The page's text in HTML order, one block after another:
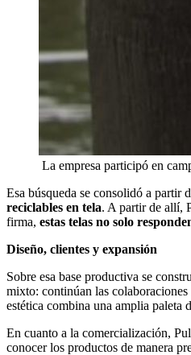
La empresa participó en
Esa búsqueda se consolidó a partir
reciclables en tela. A partir de allí,
firma, estas telas no solo
Diseño, clientes y expansión
Sobre esa base productiva se
mixto: continúan las
estética combina una amplia
En cuanto a la comercialización,
conocer los productos de manera